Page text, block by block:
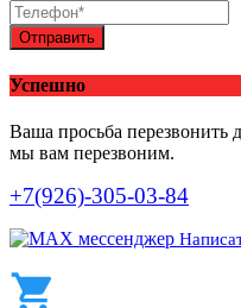
Отправить
Успешно
Ваша просьба перезвонить
мы вам перезвоним.
+7(926)-305-03-84